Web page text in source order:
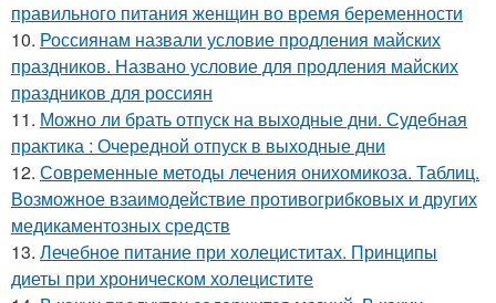
правильного питания женщин во время беременности
10. Россиянам назвали условие продления майских
праздников. Названо условие для продления майских
праздников для россиян
11. Можно ли брать отпуск на выходные дни. Судебная
практика : Очередной отпуск в выходные дни
12. Современные методы лечения онихомикоза. Таблиц.
Возможное взаимодействие противогрибковых и других
медикаментозных средств
13. Лечебное питание при холециститах. Принципы
диеты при хроническом холецистите